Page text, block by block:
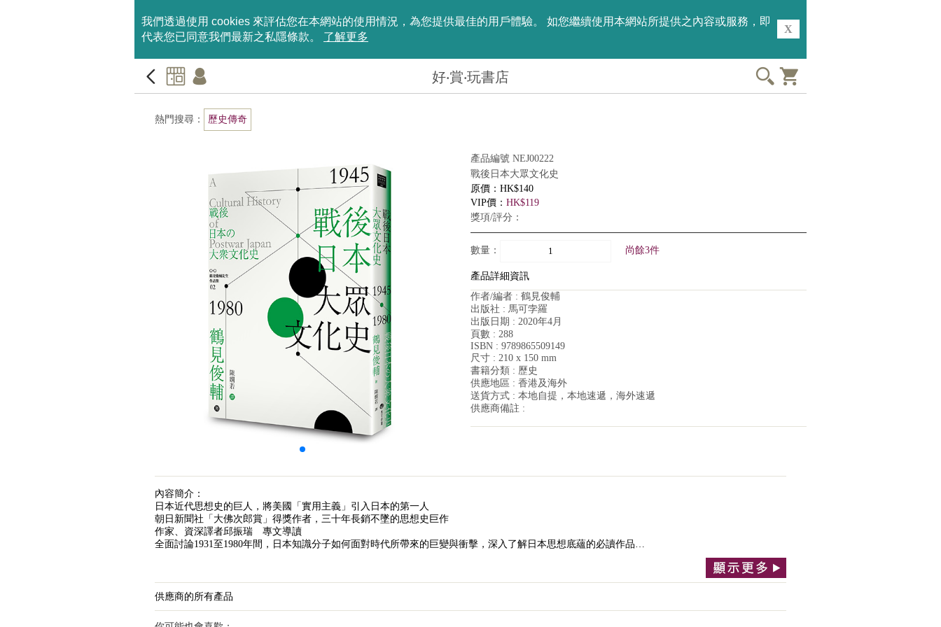
我們透過使用 cookies 來評估您在本網站的使用情況，為您提供最佳的用戶體驗。 如您繼續使用本網站所提供之內容或服務，即
代表您已同意我們最新之私隱條款。 了解更多
X
好‧賞‧玩書店
熱門搜尋： 歷史傳奇
產品編號 NEJ00222
戰後日本大眾文化史
原價：HK$140
VIP價： HK$119
獎項/評分：
數量： 尚餘3件
產品詳細資訊
作者/編者 : 鶴見俊輔
出版社 : 馬可孛羅
出版日期 : 2020年4月
頁數 : 288
ISBN : 9789865509149
尺寸 : 210 x 150 mm
書籍分類 : 歷史
供應地區 : 香港及海外
送貨方式 : 本地自提，本地速遞，海外速遞
供應商備註 :
內容簡介：
日本近代思想史的巨人，將美國「實用主義」引入日本的第一人
朝日新聞社「大佛次郎賞」得獎作者，三十年長銷不墜的思想史巨作
作家、資深譯者邱振瑞 專文導讀
全面討論1931至1980年間，日本知識分子如何面對時代所帶來的巨變與衝擊，深入了解日本思想底蘊的必讀作品…
供應商的所有產品